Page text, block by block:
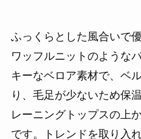
ふっくらとした風合いで
ワッフルニットのような
キーなベロア素材で、ベ
り、毛足が少ないため保
レーニングトップスの上
です。トレンドを取り入